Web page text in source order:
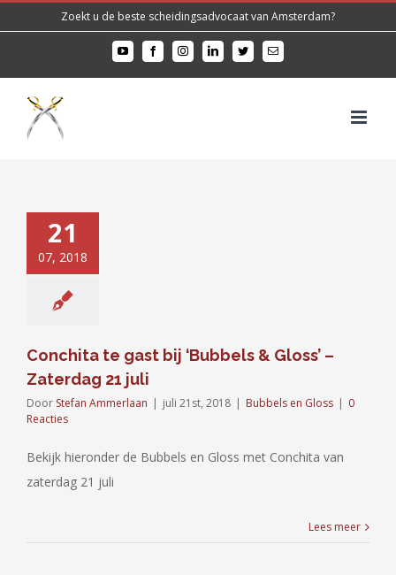
to
Zoekt u de beste scheidingsadvocaat van Amsterdam?​
YouTube FacebookInstagramLinkedInTwitterE-
mail
21
07, 2018
Conchita te gast bij ‘Bubbels & Gloss’ –
Zaterdag 21 juli
Door Stefan Ammerlaan | juli 21st, 2018 | Bubbels en Gloss | 0
Reacties
Bekijk hieronder de Bubbels en Gloss met Conchita van
zaterdag 21 juli
Lees meer